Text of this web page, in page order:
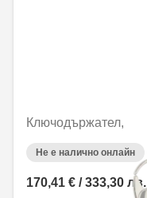
Ключодържател,
Не е налично онлайн
170,41 € / 333,30 лв.